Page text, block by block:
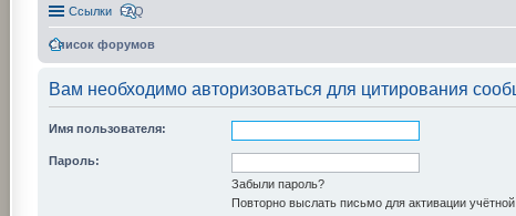
Ссылки FAQ
Список форумов
Вам необходимо авторизоваться для цитирования
Имя пользователя:
Пароль:
Забыли пароль?
Повторно выслать письмо для активации